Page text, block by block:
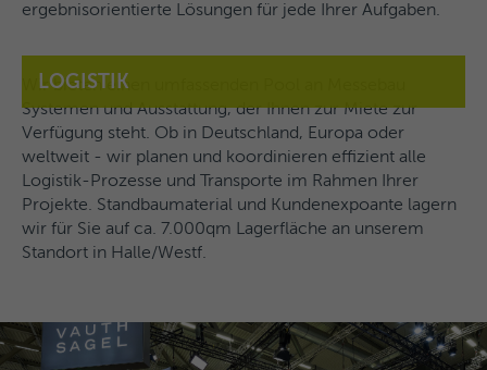
ergebnisorientierte Lösungen für jede Ihrer Aufgaben.
LOGISTIK
Wir bieten einen umfassenden Pool an Messebau
Systemen und Ausstattung, der Ihnen zur Miete zur
Verfügung steht. Ob in Deutschland, Europa oder
weltweit - wir planen und koordinieren effizient alle
Logistik-Prozesse und Transporte im Rahmen Ihrer
Projekte. Standbaumaterial und Kundenexpoante lagern
wir für Sie auf ca. 7.000qm Lagerfläche an unserem
Standort in Halle/Westf.